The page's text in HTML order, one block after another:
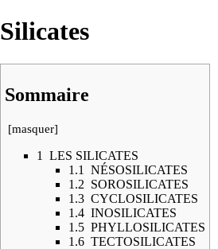
Silicates
Sommaire
[masquer]
1
LES SILICATES
1.1
NÉSOSILICATES
1.2 SOROSILICATES
1.3 CYCLOSILICATES
1.4 INOSILICATES
1.5 PHYLLOSILICATES
1.6 TECTOSILICATES